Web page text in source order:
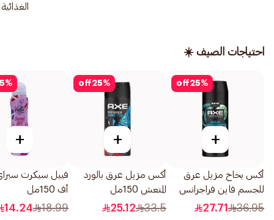
الغذائية
احتياجات الصيف ☀️
25%
off
+
أكس بخاخ مزيل عرق
للجسم فاين فراجرانس
بريميوم أكوا برغموت
36.95
27.71
25%
off
+
أكس مزيل عرق بالورد
المنعش 150مل
33.5
25.12
%
+
فييل سيكرت
أف 150مل
18.99
14.24